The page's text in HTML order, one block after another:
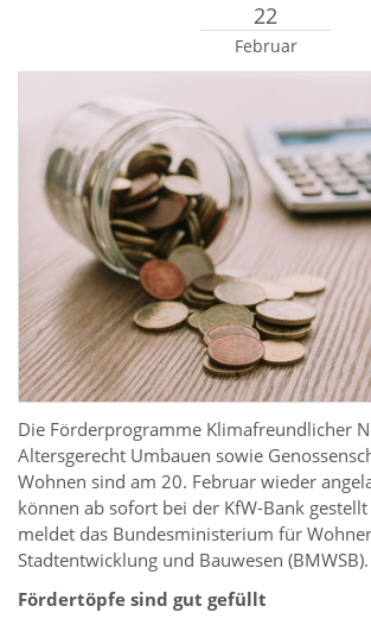
22
Februar
Die Förderprogramme Klimafreundlicher
Altersgerecht Umbauen sowie
Wohnen sind am 20. Februar wieder
können ab sofort bei der KfW-Bank
meldet das Bundesministerium für
Stadtentwicklung und Bauwesen (BMWSB).
Fördertöpfe sind gut gefüllt